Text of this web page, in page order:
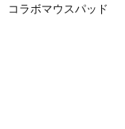
コラボマウスパッド